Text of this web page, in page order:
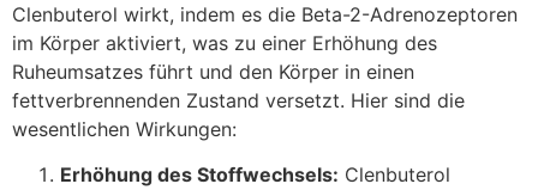
Clenbuterol wirkt, indem es die Beta-2-Adrenozeptoren
im Körper aktiviert, was zu einer Erhöhung des
Ruheumsatzes führt und den Körper in einen
fettverbrennenden Zustand versetzt. Hier sind die
wesentlichen Wirkungen:
Erhöhung des Stoffwechsels: Clenbuterol